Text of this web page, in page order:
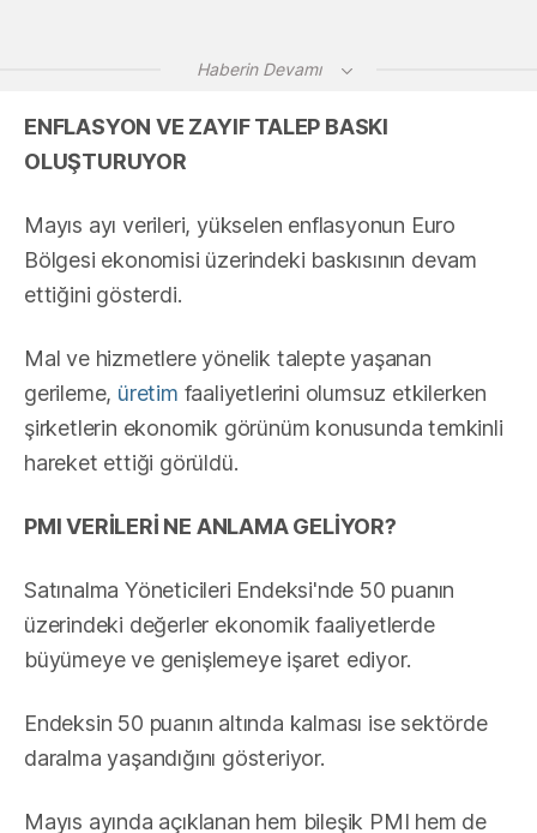
Haberin Devamı
ENFLASYON VE ZAYIF TALEP BASKI
OLUŞTURUYOR
Mayıs ayı verileri, yükselen enflasyonun Euro
Bölgesi ekonomisi üzerindeki baskısının devam
ettiğini gösterdi.
Mal ve hizmetlere yönelik talepte yaşanan
gerileme, üretim faaliyetlerini olumsuz etkilerken
şirketlerin ekonomik görünüm konusunda temkinli
hareket ettiği görüldü.
PMI VERİLERİ NE ANLAMA GELİYOR?
Satınalma Yöneticileri Endeksi'nde 50 puanın
üzerindeki değerler ekonomik faaliyetlerde
büyümeye ve genişlemeye işaret ediyor.
Endeksin 50 puanın altında kalması ise sektörde
daralma yaşandığını gösteriyor.
Mayıs ayında açıklanan hem bileşik PMI hem de